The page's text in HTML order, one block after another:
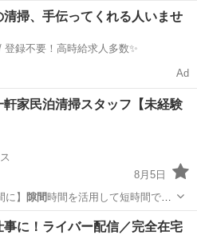
ポスティング スタッフ
清掃、手伝ってくれる人いませ
日給例1万円〜 / 登録不要！高時給求人多数✨
Ad
軒家民泊清掃スタッフ【未経験
8月5日
】
隙間 時間を活用して短時間で働
掃
事に！ライバー配信／完全在宅